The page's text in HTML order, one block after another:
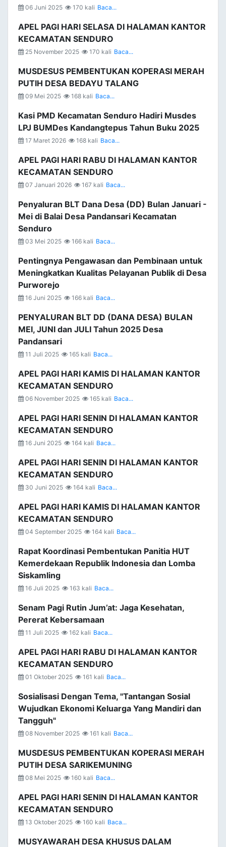
06 Juni 2025 170 kali Baca...
APEL PAGI HARI SELASA DI HALAMAN KANTOR
KECAMATAN SENDURO
25 November 2025 170 kali Baca...
MUSDESUS PEMBENTUKAN KOPERASI MERAH
PUTIH DESA BEDAYU TALANG
09 Mei 2025 168 kali Baca...
Kasi PMD Kecamatan Senduro Hadiri Musdes
LPJ BUMDes Kandangtepus Tahun Buku 2025
17 Maret 2026 168 kali Baca...
APEL PAGI HARI RABU DI HALAMAN KANTOR
KECAMATAN SENDURO
07 Januari 2026 167 kali Baca...
Penyaluran BLT Dana Desa (DD) Bulan Januari -
Mei di Balai Desa Pandansari Kecamatan
Senduro
03 Mei 2025 166 kali Baca...
Pentingnya Pengawasan dan Pembinaan untuk
Meningkatkan Kualitas Pelayanan Publik di Desa
Purworejo
16 Juni 2025 166 kali Baca...
PENYALURAN BLT DD (DANA DESA) BULAN
MEI, JUNI dan JULI Tahun 2025 Desa
Pandansari
11 Juli 2025 165 kali Baca...
APEL PAGI HARI KAMIS DI HALAMAN KANTOR
KECAMATAN SENDURO
06 November 2025 165 kali Baca...
APEL PAGI HARI SENIN DI HALAMAN KANTOR
KECAMATAN SENDURO
16 Juni 2025 164 kali Baca...
APEL PAGI HARI SENIN DI HALAMAN KANTOR
KECAMATAN SENDURO
30 Juni 2025 164 kali Baca...
APEL PAGI HARI KAMIS DI HALAMAN KANTOR
KECAMATAN SENDURO
04 September 2025 164 kali Baca...
Rapat Koordinasi Pembentukan Panitia HUT
Kemerdekaan Republik Indonesia dan Lomba
Siskamling
16 Juli 2025 163 kali Baca...
Senam Pagi Rutin Jum’at: Jaga Kesehatan,
Pererat Kebersamaan
11 Juli 2025 162 kali Baca...
APEL PAGI HARI RABU DI HALAMAN KANTOR
KECAMATAN SENDURO
01 Oktober 2025 161 kali Baca...
Sosialisasi Dengan Tema, "Tantangan Sosial
Wujudkan Ekonomi Keluarga Yang Mandiri dan
Tangguh"
08 November 2025 161 kali Baca...
MUSDESUS PEMBENTUKAN KOPERASI MERAH
PUTIH DESA SARIKEMUNING
08 Mei 2025 160 kali Baca...
APEL PAGI HARI SENIN DI HALAMAN KANTOR
KECAMATAN SENDURO
13 Oktober 2025 160 kali Baca...
MUSYAWARAH DESA KHUSUS DALAM